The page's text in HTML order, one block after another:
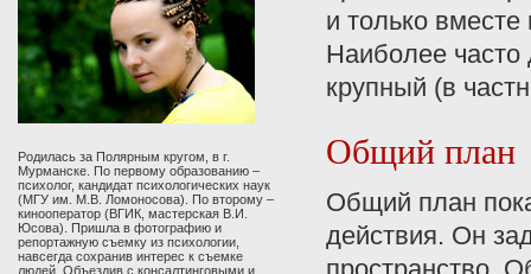
Родилась за Полярным кругом, в г.
Мурманске. По первому образованию –
психолог, кандидат психологических наук
(МГУ им. М.В. Ломоносова). По второму –
кинооператор (ВГИК, мастерская В.И.
Юсова). Пришла в фотографию и
репортажную съемку из психологии,
навсегда сохранив интерес к съемке
людей. Объездив с консалтинговыми и
и только
Наиболее
крупный (в
Общий план
Общий план
действия. Он